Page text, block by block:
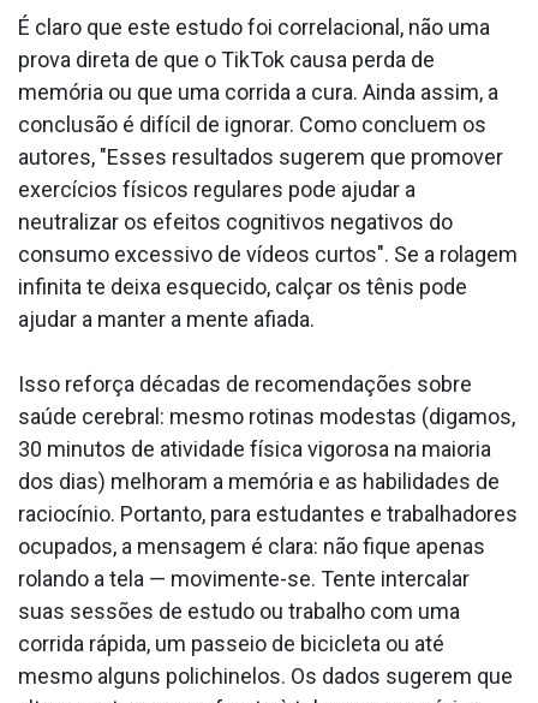
É claro que este estudo foi correlacional, não uma
prova direta de que o TikTok causa perda de
memória ou que uma corrida a cura. Ainda assim, a
conclusão é difícil de ignorar. Como concluem os
autores, "Esses resultados sugerem que promover
exercícios físicos regulares pode ajudar a
neutralizar os efeitos cognitivos negativos do
consumo excessivo de vídeos curtos". Se a rolagem
infinita te deixa esquecido, calçar os tênis pode
ajudar a manter a mente afiada.
Isso reforça décadas de recomendações sobre
saúde cerebral: mesmo rotinas modestas (digamos,
30 minutos de atividade física vigorosa na maioria
dos dias) melhoram a memória e as habilidades de
raciocínio. Portanto, para estudantes e trabalhadores
ocupados, a mensagem é clara: não fique apenas
rolando a tela — movimente-se. Tente intercalar
suas sessões de estudo ou trabalho com uma
corrida rápida, um passeio de bicicleta ou até
mesmo alguns polichinelos. Os dados sugerem que